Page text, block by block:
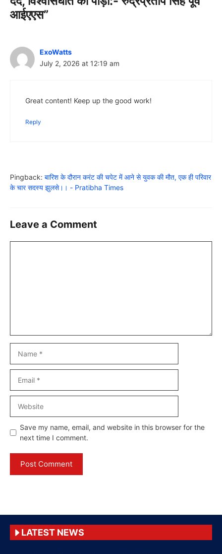
आईएएस”
ExoWatts
July 2, 2026 at 12:19 am
Great content! Keep up the good work!
Reply
Pingback: बारिश के दौरान करंट की चपेट में आने से युवक की मौत, एक ही परिवार
के चार सदस्य झुलसे।। - Pratibha Times
Leave a Comment
Save my name, email, and website in this browser for the
next time I comment.
LATEST NEWS